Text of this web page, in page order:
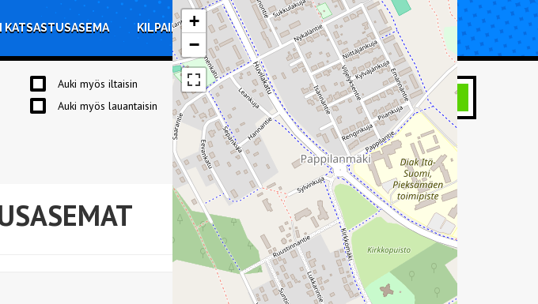
KATSASTUSASEMA KILPAILUTA KORJAUS TIETOA KATSASTUKSESTA
Auki myös iltaisin
Auki myös lauantaisin
HAE
+
−